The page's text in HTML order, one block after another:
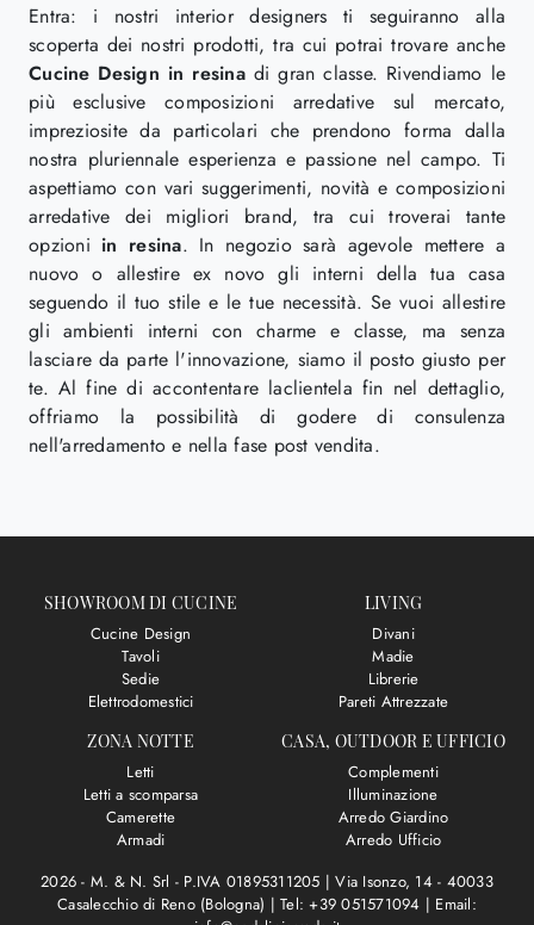
Entra: i nostri interior designers ti seguiranno alla
scoperta dei nostri prodotti, tra cui potrai trovare anche
Cucine Design in resinadi gran classe. Rivendiamo le
più esclusive composizioni arredative sul mercato,
impreziosite da particolari che prendono forma dalla
nostra pluriennale esperienza e passione nel campo. Ti
aspettiamo con vari suggerimenti, novità e composizioni
arredative dei migliori brand, tra cui troverai tante
opzioni in resina. In negozio sarà agevole mettere a
nuovo o allestire ex novo gli interni della tua casa
seguendo il tuo stile e le tue necessità. Se vuoi allestire
gli ambienti interni con charme e classe, ma senza
lasciare da parte l'innovazione, siamo il posto giusto per
te. Al fine di accontentare laclientela fin nel dettaglio,
offriamo la possibilità di godere di consulenza
nell'arredamento e nella fase post vendita.
SHOWROOM DI CUCINE
Cucine Design
Tavoli
Sedie
Elettrodomestici
LIVING
Divani
Madie
Librerie
Pareti Attrezzate
ZONA NOTTE
Letti
Letti a scomparsa
Camerette
Armadi
CASA, OUTDOOR E UFFICIO
Complementi
Illuminazione
Arredo Giardino
Arredo Ufficio
2026 - M. & N. Srl - P.IVA 01895311205 |Via Isonzo, 14 - 40033
Casalecchio di Reno (Bologna) |Tel: +39 051571094 | Email: